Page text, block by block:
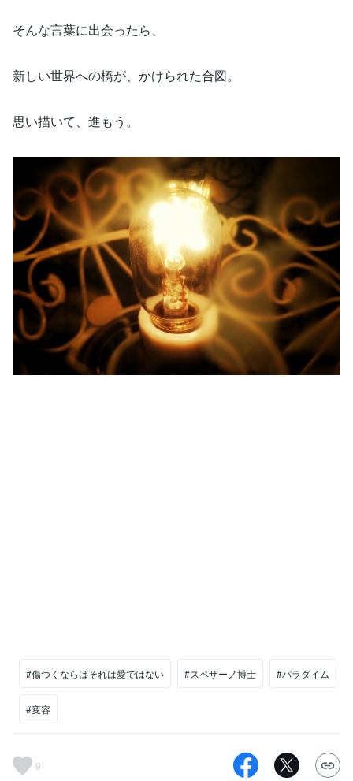
そんな言葉に出会ったら、
新しい世界への橋が、かけられた合図。
思い描いて、進もう。
#傷つくならばそれは愛ではない #スペザーノ博士 #パラダイム
#変容
9